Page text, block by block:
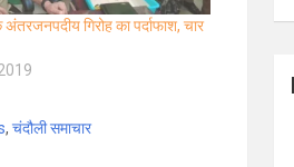
अंतरजनपदीय गिरोह का पर्दाफाश, चार
, चंदौली समाचार